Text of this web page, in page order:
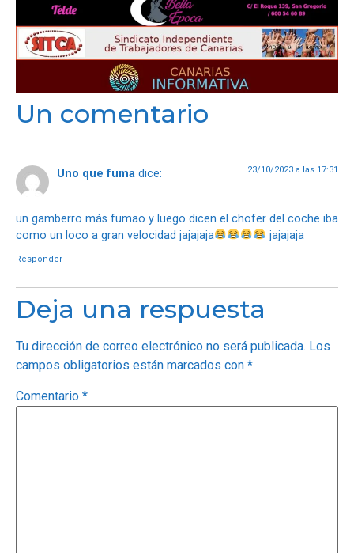
Un comentario
Uno que fuma dice: 23/10/2023 a las 17:31
un gamberro más fumao y luego dicen el chofer del coche iba
como un loco a gran velocidad jajajaja
jajajaja
Responder
Deja una respuesta
Tu dirección de correo electrónico no será publicada. Los
campos obligatorios están marcados con *
Comentario *